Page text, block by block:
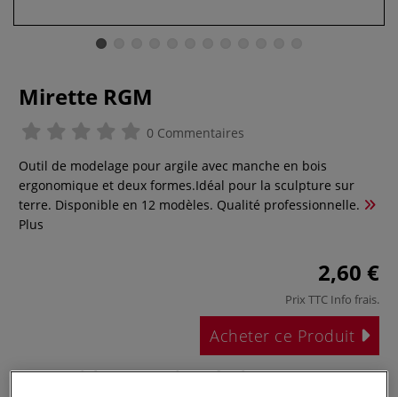
Mirette RGM
0 Commentaires
Outil de modelage pour argile avec manche en bois
ergonomique et deux formes.Idéal pour la sculpture sur
terre. Disponible en 12 modèles. Qualité professionnelle.
Plus
2,60 €
Prix TTC Info frais.
Acheter ce Produit
Ces articles pourraient également vous